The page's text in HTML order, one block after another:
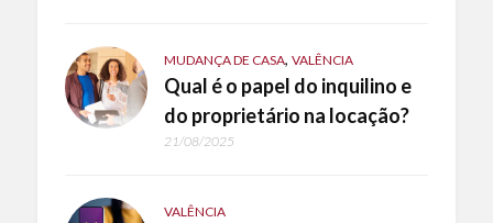
MUDANÇA DE CASA, VALÊNCIA
Qual é o papel do inquilino e
do proprietário na locação?
21/08/2025
VALÊNCIA